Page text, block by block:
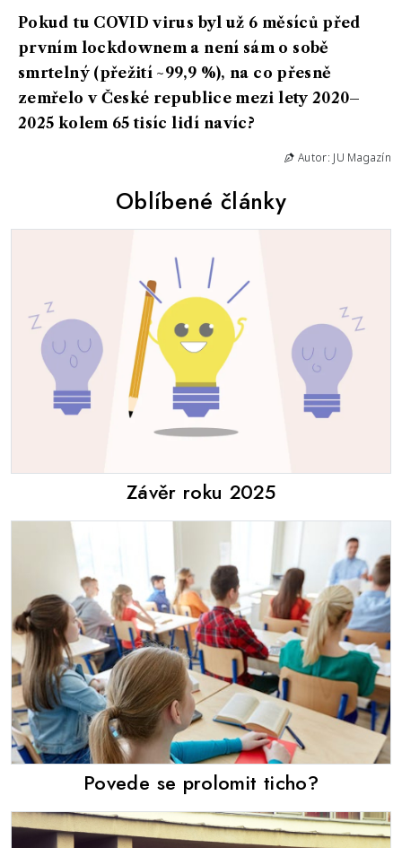
Pokud tu COVID virus byl už 6 měsíců před
prvním lockdownem a není sám o sobě
smrtelný (přežití ~99,9 %), na co přesně
zemřelo v České republice mezi lety 2020–
2025 kolem 65 tisíc lidí navíc?
Autor: JU Magazín
Oblíbené články
Závěr roku 2025
Povede se prolomit ticho?